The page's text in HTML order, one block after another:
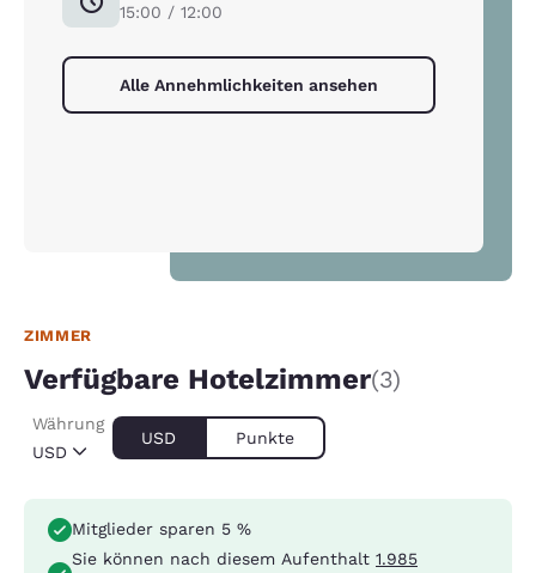
15:00 / 12:00
Alle Annehmlichkeiten ansehen
ZIMMER
Verfügbare Hotelzimmer(3)
USD
Währung
USD Punkte
Mitglieder sparen 5 %
Sie können nach diesem Aufenthalt 1.985